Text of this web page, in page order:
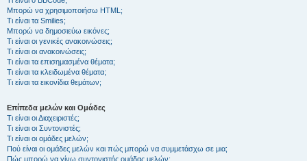
Μπορώ να χρησιμοποιήσω HTML;
Τι είναι τα Smilies;
Μπορώ να δημοσιεύω εικόνες;
Τι είναι οι γενικές ανακοινώσεις;
Τι είναι οι ανακοινώσεις;
Τι είναι τα επισημασμένα θέματα;
Τι είναι τα κλειδωμένα θέματα;
Τι είναι τα εικονίδια θεμάτων;
Επίπεδα μελών και Ομάδες
Τι είναι οι Διαχειριστές;
Τι είναι οι Συντονιστές;
Τι είναι οι ομάδες μελών;
Πού είναι οι ομάδες μελών και πώς μπορώ να συμμετάσχω σε μια;
Πώς μπορώ να γίνω συντονιστής ομάδας μελών;